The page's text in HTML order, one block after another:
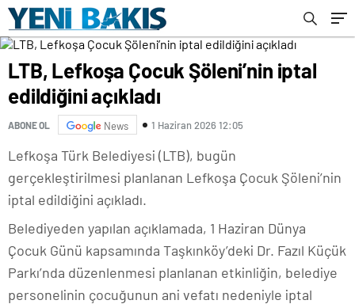
LTB, Lefkoşa Çocuk Şöleni’nin iptal
edildiğini açıkladı
ABONE OL News 1 Haziran 2026 12:05
Lefkoşa Türk Belediyesi (LTB), bugün
gerçekleştirilmesi planlanan Lefkoşa Çocuk Şöleni’nin
iptal edildiğini açıkladı.
Belediyeden yapılan açıklamada, 1 Haziran Dünya
Çocuk Günü kapsamında Taşkınköy’deki Dr. Fazıl Küçük
Parkı’nda düzenlenmesi planlanan etkinliğin, belediye
personelinin çocuğunun ani vefatı nedeniyle iptal